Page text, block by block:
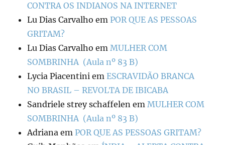
CONTRA OS INDIANOS NA INTERNET
Lu Dias Carvalho em POR QUE AS PESSOAS
GRITAM?
Lu Dias Carvalho em MULHER COM
SOMBRINHA (Aula nº 83 B)
Lycia Piacentini emESCRAVIDÃO BRANCA
NO BRASIL – REVOLTA DE IBICABA
Sandriele strey schaffelen em MULHER COM
SOMBRINHA (Aula nº 83 B)
Adriana em POR QUE AS PESSOAS GRITAM?